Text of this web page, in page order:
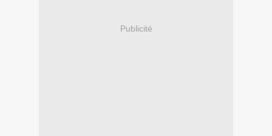
Publicité